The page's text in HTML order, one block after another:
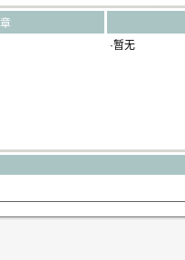
·暂无